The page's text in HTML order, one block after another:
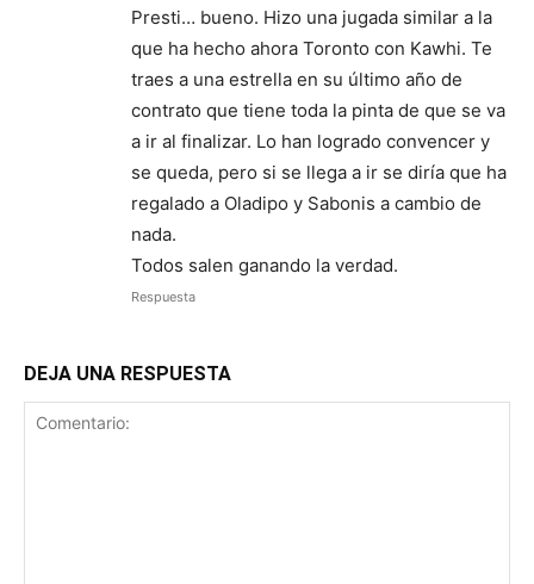
Presti… bueno. Hizo una jugada similar a la
que ha hecho ahora Toronto con Kawhi. Te
traes a una estrella en su último año de
contrato que tiene toda la pinta de que se va
a ir al finalizar. Lo han logrado convencer y
se queda, pero si se llega a ir se diría que ha
regalado a Oladipo y Sabonis a cambio de
nada.
Todos salen ganando la verdad.
Respuesta
DEJA UNA RESPUESTA